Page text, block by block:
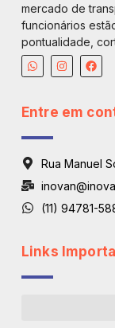
mercado de
funcionários
pontualidade,
Entre em
Rua Manuel
(11) 94781-
Links